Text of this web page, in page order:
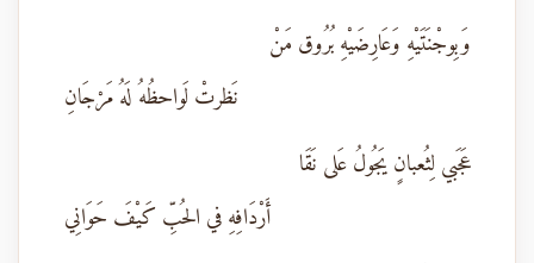
وَبِوجْنَتَيْهِ وَعَارِضَيْهِ بُرُوق مَنْ
نَظرتْ لَواحظُهُ لَهُ مَرْجَانِ
عَجَبي لِثُعبانٍ يَجُولُ عَلى نَقَا
أَرْدَافِهِ في الحُبِّ كَيْفَ حَوَانِي